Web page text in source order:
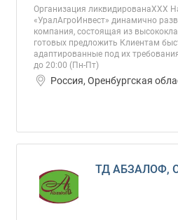
Организация ликвидированаХХХ
«УралАгроИнвест» динамично
компания, состоящая из
готовых предложить Клиентам
адаптированные под их
до 20:00 (Пн-Пт)
Россия, Оренбургская
ТД АБЗАЛОФ,